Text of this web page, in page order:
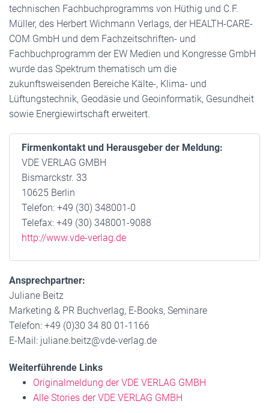
technischen Fachbuchprogramms von Hüthig und C.F.
Müller, des Herbert Wichmann Verlags, der HEALTH-CARE-
COM GmbH und dem Fachzeitschriften- und
Fachbuchprogramm der EW Medien und Kongresse GmbH
wurde das Spektrum thematisch um die
zukunftsweisenden Bereiche Kälte-, Klima- und
Lüftungstechnik, Geodäsie und Geoinformatik, Gesundheit
sowie Energiewirtschaft erweitert.
Firmenkontakt und Herausgeber der Meldung:
VDE VERLAG GMBH
Bismarckstr. 33
10625 Berlin
Telefon: +49 (30) 348001-0
Telefax: +49 (30) 348001-9088
http://www.vde-verlag.de
Ansprechpartner:
Juliane Beitz
Marketing & PR Buchverlag, E-Books, Seminare
Telefon: +49 (0)30 34 80 01-1166
E-Mail: juliane.beitz@vde-verlag.de
Weiterführende Links
Originalmeldung der VDE VERLAG GMBH
Alle Stories der VDE VERLAG GMBH